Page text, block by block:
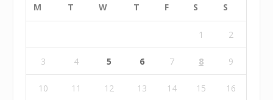
M T W T F S S
1 2
3 4 5 6 7 8 9
10 11 12 13 14 15 16